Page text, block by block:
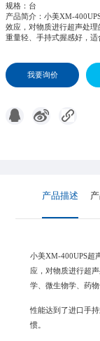
规格 ：台
产品简介 ：小美XM-
效应，对物质进行超声处
重量轻、手持式握感好，适
我要询价
产品描述
小美XM-400UPS超
应，对物质进行超
学、微生物学、药
性能达到了进口手
惯。